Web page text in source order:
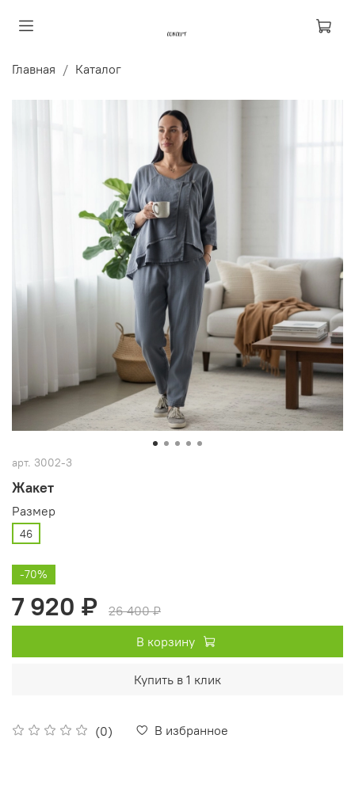
Главная Каталог
арт. 3002-3
Жакет
(0) В избранное
Размер
46
-70%
7 920 ₽
26 400 ₽
В корзину
Купить в 1 клик